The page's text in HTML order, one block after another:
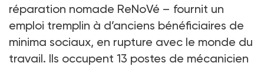
réparation nomade ReNoVé – fournit un
emploi tremplin à d’anciens bénéficiaires de
minima sociaux, en rupture avec le monde du
travail. Ils occupent 13 postes de mécanicien